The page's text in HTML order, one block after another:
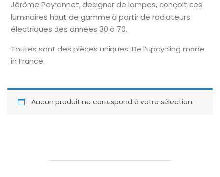
Jérôme Peyronnet, designer de lampes, conçoit ces
luminaires haut de gamme à partir de radiateurs
électriques des années 30 à 70.
Toutes sont des pièces uniques. De l’upcycling made
in France.
Aucun produit ne correspond à votre sélection.